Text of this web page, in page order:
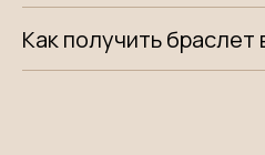
Как получить браслет